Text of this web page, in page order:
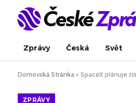
Zprávy Česká Svět
Domovská Stránka » SpaceX plánuje
ZPRÁVY